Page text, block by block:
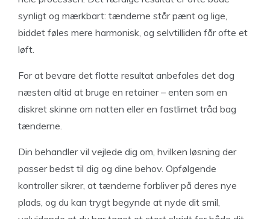
synligt og mærkbart: tænderne står pænt og lige,
biddet føles mere harmonisk, og selvtilliden får ofte et
løft.
For at bevare det flotte resultat anbefales det dog
næsten altid at bruge en retainer – enten som en
diskret skinne om natten eller en fastlimet tråd bag
tænderne.
Din behandler vil vejlede dig om, hvilken løsning der
passer bedst til dig og dine behov. Opfølgende
kontroller sikrer, at tænderne forbliver på deres nye
plads, og du kan trygt begynde at nyde dit smil,